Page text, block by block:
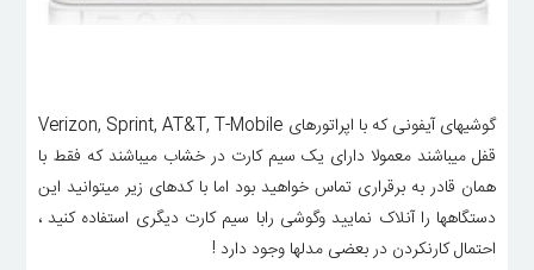
گوشیهای آیفونی که با اپراتورهای Verizon, Sprint, AT&T, T-Mobile
قفل میباشند معمولا دارای یک سیم کارت در خشاب میباشند که فقط با
همان قادر به برقراری تماس خواهید بود اما با کدهای زیر میتوانید این
دستگاهها را آنلاک نمایید وگوشی رابا سیم کارت دیگری استفاده کنید ،
احتمال کارنکردن در بعضی مدلها وجود دارد !